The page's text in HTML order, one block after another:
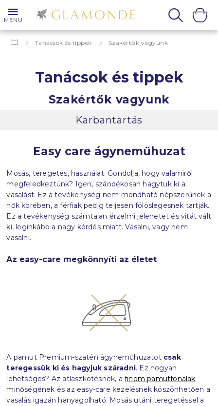
MENU
Tanácsok és tippek Szakértők vagyunk
Tanácsok és tippek
Szakértők vagyunk
Karbantartás
Easy care ágyneműhuzat
Mosás, teregetés, használat. Gondolja, hogy valamiről
megfeledkeztünk? Igen, szándékosan hagytuk ki a
vasalást. Ez a tevékenység nem mondható népszerűnek a
nők körében, a férfiak pedig teljesen fölöslegesnek tartják.
Ez a tevékenység számtalan érzelmi jelenetet és vitát vált
ki, leginkább a nagy kérdés miatt. Vasalni, vagy nem
vasalni.
Az easy-care megkönnyíti az életet
A pamut Premium-szatén ágyneműhuzatot csak
teregessük ki és hagyjuk száradni. Ez hogyan
lehetséges? Az atlaszkötésnek, afinom pamutfonalak
minőségének és az easy-care kezelésnek köszönhetően a
vasalás igazán hanyagolható. Mosás utáni teregetéssel a